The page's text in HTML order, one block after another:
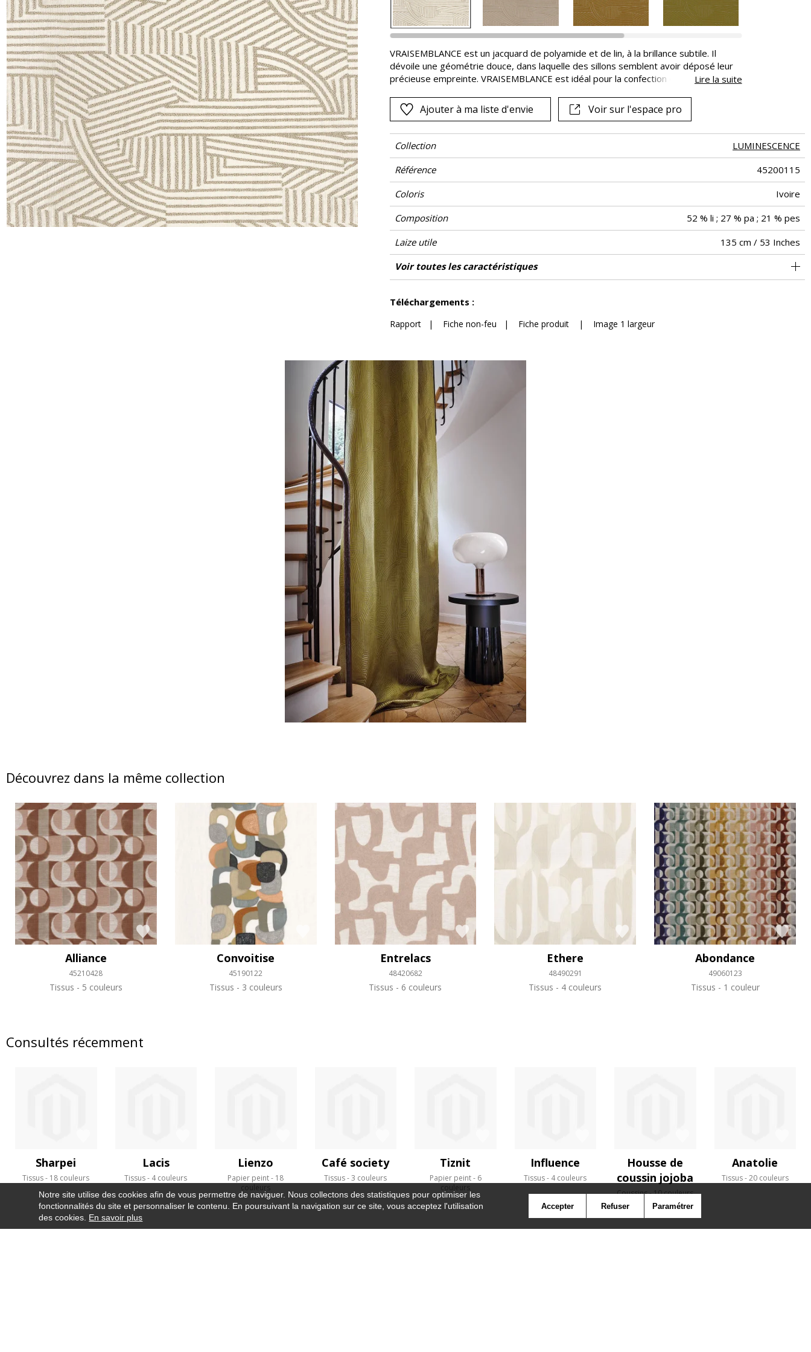
Lin
Polyester
Satin
Taffetas
Velours
Orange
Rose
Rouge
Violet
Voir tous les tissus
VRAISEMBLANCE est un jacquard de polyamide et de lin, à la brillance subtile. Il
dévoile une géométrie douce, dans laquelle des sillons semblent avoir déposé leur
précieuse empreinte. VRAISEMBLANCE est idéal pour la confection de sièges
du poids de l’étoffe.
Lire la suite
Ajouter à ma liste d'envie Voir sur l'espace pro
Collection
LUMINESCENCE
Référence
45200115
Coloris
Ivoire
Composition
52 % li ; 27 % pa ; 21 % pes
Laize utile
135 cm / 53 Inches
Raccord
Raccord droit
Test Martindale 30000
Usage martindale
Siège à usage classique : 20.000 à 40.000 cycles (Martindale) et/ou 15,000 à
30,000 doubles rubs (Wyzenbeek)
Wyzenbeek 60000
Sens De large
Poids g/m² 342
Performance Accoustique aw - 0.15
Usage
Entretien
Pays d'origine Inde
Rapport Horizontal 45 cm / 18 Inches
Rapport Vertical 45 cm / 18 Inches
Conseils de confection
Pour le siège surfiler et utiliser un tape/rideau cassant au sol
conseillé
Voir toutes les caractéristiques
Téléchargements :
Rapport| Fiche non-feu | Fiche produit | Image 1 largeur
Découvrez dans la même collection
Alliance
45210428
Tissus 5 couleurs
Convoitise
45190122
Tissus 3 couleurs
Entrelacs
48420682
Tissus 6 couleurs
Ethere
48490291
Tissus 4 couleurs
Abondance
49060123
Tissus 1 couleur
Consultés récemment
Sharpei
Tissus 18 couleurs
Lacis
Tissus 4 couleurs
Lienzo
Papier peint
18
couleurs
Café society
Tissus 3 couleurs
Tiznit
Papier peint
6
couleurs
Influence
Tissus 4 couleurs
Housse de
coussin jojoba
Coussins 10 couleurs
Anatolie
Tissus 20 couleurs
Notre site utilise des cookies afin de vous permettre de naviguer. Nous collectons des statistiques pour optimiser les
fonctionnalités du site et personnaliser le contenu. En poursuivant la navigation sur ce site, vous acceptez l'utilisation
des cookies. En savoir plus
Accepter Refuser Paramétrer